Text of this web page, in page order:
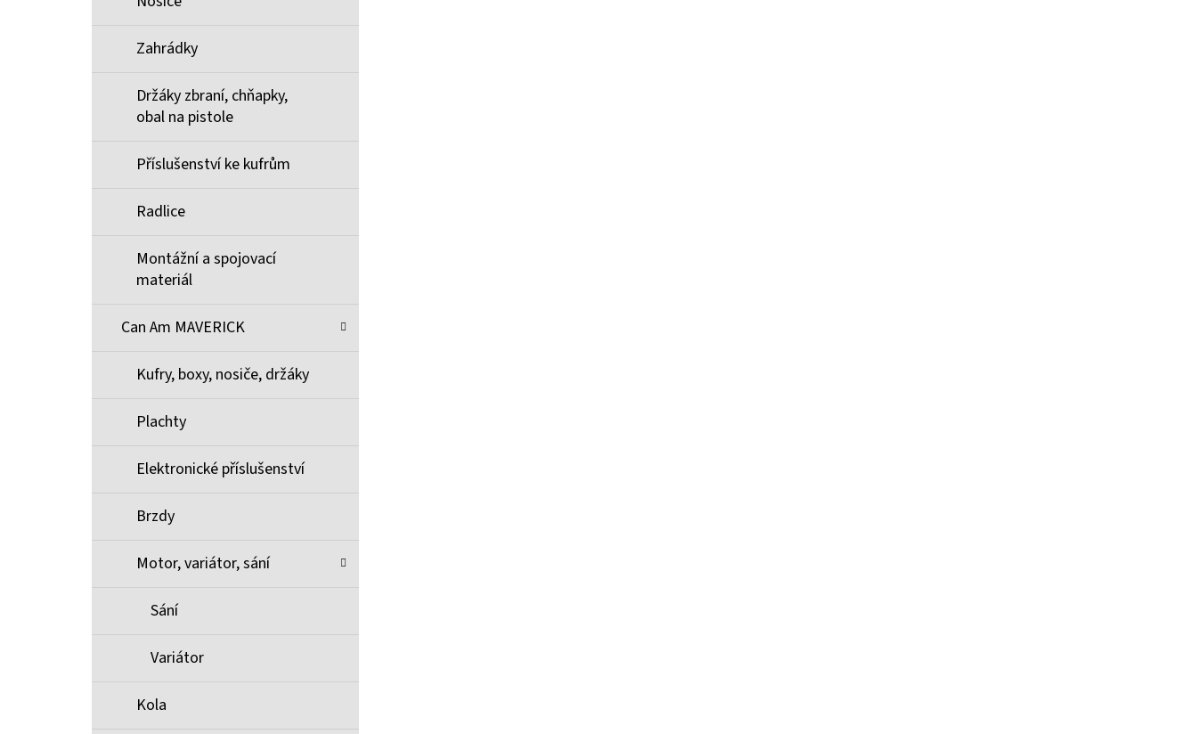
Zahrádky
Držáky zbraní, chňapky,
obal na pistole
Příslušenství ke kufrům
Radlice
Montážní a spojovací
materiál
Can Am MAVERICK
Kufry, boxy, nosiče, držáky
Plachty
Elektronické příslušenství
Brzdy
Motor, variátor, sání
Sání
Variátor
Kola